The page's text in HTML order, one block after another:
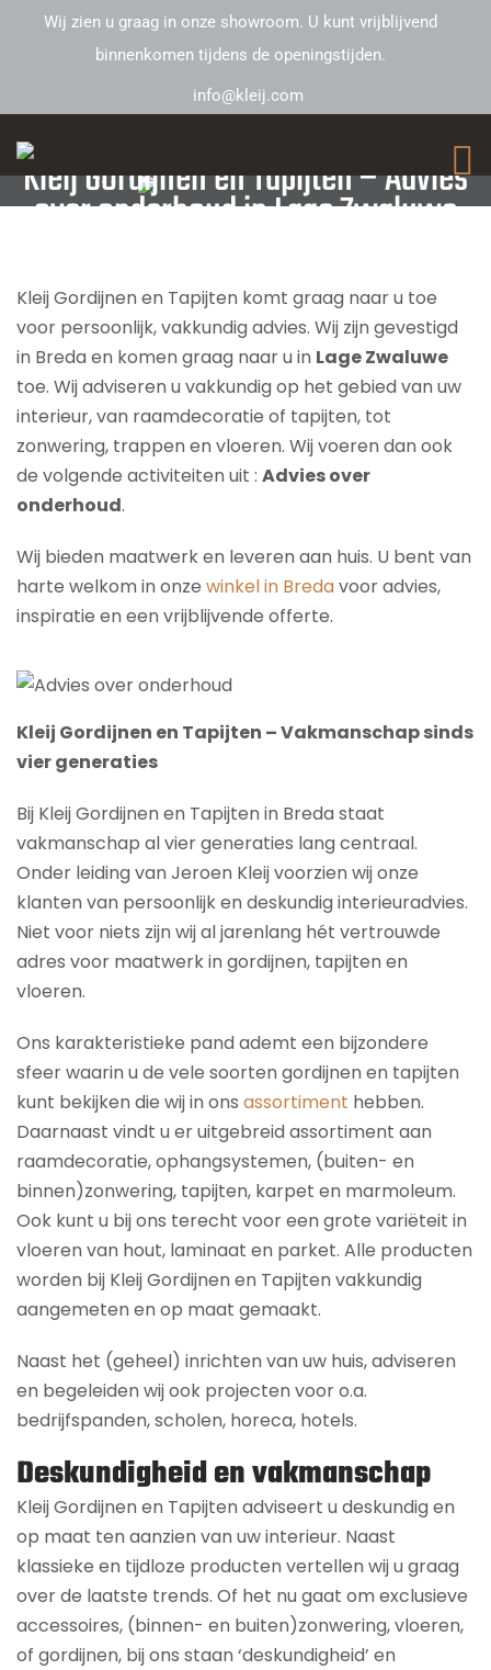
Wij zien u graag in onze showroom. U kunt vrijblijvend
binnenkomen tijdens de openingstijden.
info@kleij.com
Kleij Gordijnen en Tapijten – Advies
over onderhoud in Lage Zwaluwe
Kleij Gordijnen en Tapijten komt graag naar u toe
voor persoonlijk, vakkundig advies. Wij zijn gevestigd
in Breda en komen graag naar u in Lage Zwaluwe
toe. Wij adviseren u vakkundig op het gebied van uw
interieur, van raamdecoratie of tapijten, tot
zonwering, trappen en vloeren. Wij voeren dan ook
de volgende activiteiten uit : Advies over
onderhoud.
Wij bieden maatwerk en leveren aan huis. U bent van
harte welkom in onze winkel in Bredavoor advies,
inspiratie en een vrijblijvende offerte.
Kleij Gordijnen en Tapijten – Vakmanschap sinds
vier generaties
Bij Kleij Gordijnen en Tapijten in Breda staat
vakmanschap al vier generaties lang centraal.
Onder leiding van Jeroen Kleij voorzien wij onze
klanten van persoonlijk en deskundig interieuradvies.
Niet voor niets zijn wij al jarenlang hét vertrouwde
adres voor maatwerk in gordijnen, tapijten en
vloeren.
Ons karakteristieke pand ademt een bijzondere
sfeer waarin u de vele soorten gordijnen en tapijten
kunt bekijken die wij in ons assortiment hebben.
Daarnaast vindt u er uitgebreid assortiment aan
raamdecoratie, ophangsystemen, (buiten- en
binnen)zonwering, tapijten, karpet en marmoleum.
Ook kunt u bij ons terecht voor een grote variëteit in
vloeren van hout, laminaat en parket. Alle producten
worden bij Kleij Gordijnen en Tapijten vakkundig
aangemeten en op maat gemaakt.
Naast het (geheel) inrichten van uw huis, adviseren
en begeleiden wij ook projecten voor o.a.
bedrijfspanden, scholen, horeca, hotels.
Deskundigheid en vakmanschap
Kleij Gordijnen en Tapijten adviseert u deskundig en
op maat ten aanzien van uw interieur. Naast
klassieke en tijdloze producten vertellen wij u graag
over de laatste trends. Of het nu gaat om exclusieve
accessoires, (binnen- en buiten)zonwering, vloeren,
of gordijnen, bij ons staan ‘deskundigheid’ en